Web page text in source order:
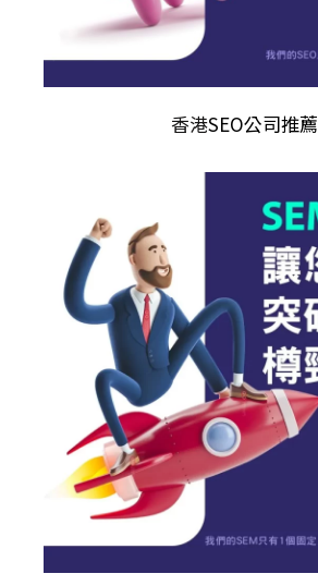
香港SEO公司推薦